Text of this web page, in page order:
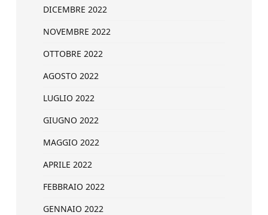
DICEMBRE 2022
NOVEMBRE 2022
OTTOBRE 2022
AGOSTO 2022
LUGLIO 2022
GIUGNO 2022
MAGGIO 2022
APRILE 2022
FEBBRAIO 2022
GENNAIO 2022